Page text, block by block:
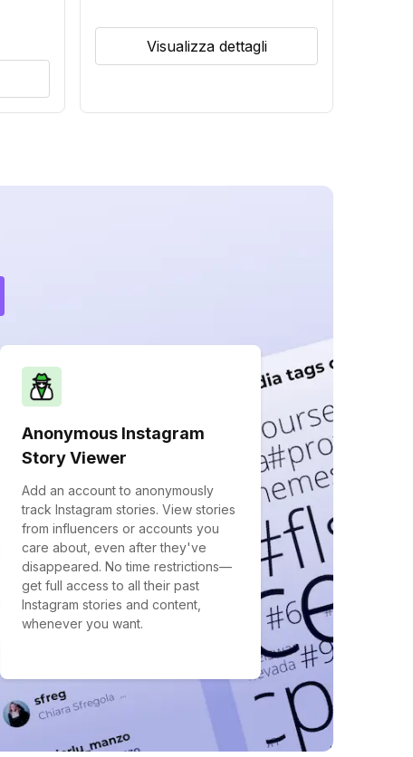
Visualizza dettagli
Anonymous Instagram
Story Viewer
Add an account to anonymously
track Instagram stories. View stories
from influencers or accounts you
care about, even after they've
disappeared. No time restrictions—
get full access to all their past
Instagram stories and content,
whenever you want.